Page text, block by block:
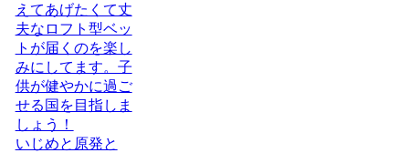
えてあげたくて丈
夫なロフト型ベッ
トが届くのを楽し
みにしてます。子
供が健やかに過ご
せる国を目指しま
しょう！
いじめと原発と